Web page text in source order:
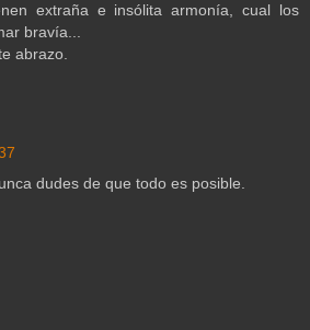
extraña e insólita armonía, cual los
bravía...
abrazo.
dudes de que todo es posible.